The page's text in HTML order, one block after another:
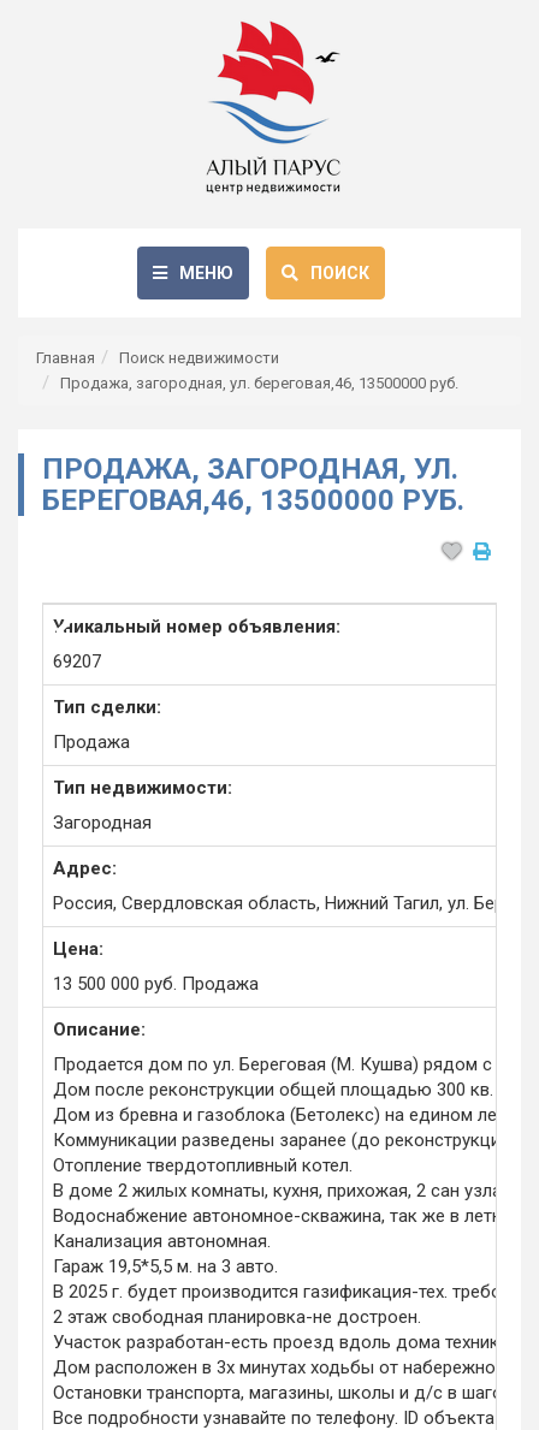
МЕНЮ ПОИСК
Главная
Поиск недвижимости
Продажа, загородная, ул. береговая,46, 13500000 руб.
ПРОДАЖА, ЗАГОРОДНАЯ, УЛ.
БЕРЕГОВАЯ,46, 13500000 РУБ.
Уникальный номер объявления:
69207
Тип сделки:
Продажа
Тип недвижимости:
Загородная
Адрес:
Россия, Свердловская область, Нижний Тагил, ул.
Цена:
13 500 000 руб. Продажа
Описание:
Продается дом по ул. Береговая (М. Кушва) рядом с
Дом после реконструкции общей площадью 300 кв. м. на
Дом из бревна и газоблока (Бетолекс) на едином
Коммуникации разведены заранее (до реконструкции
Отопление твердотопливный котел.
В доме 2 жилых комнаты, кухня, прихожая, 2 сан узла-1
Водоснабжение автономное-скважина, так же в летний
Канализация автономная.
Гараж 19,5*5,5 м. на 3 авто.
В 2025 г. будет производится газификация-тех.
2 этаж свободная планировка-не достроен.
Участок разработан-есть проезд вдоль дома техники,
Дом расположен в 3х минутах ходьбы от набережной
Остановки транспорта, магазины, школы и д/с в шаговой
Все подробности узнавайте по телефону. ID объекта в